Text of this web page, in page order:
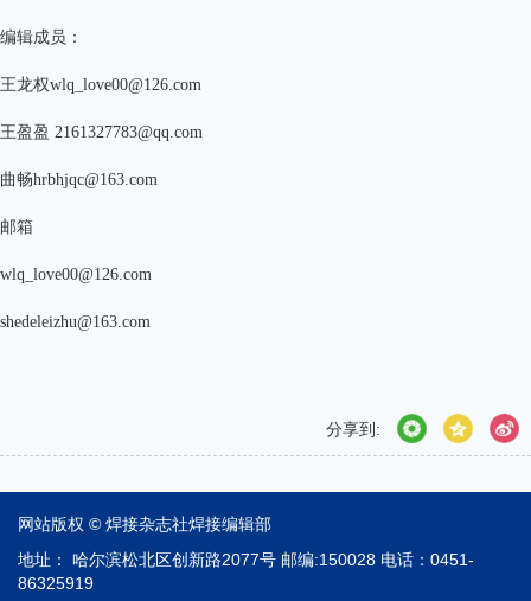
编辑成员：
王龙权wlq_love00@126.com
王盈盈 2161327783@qq.com
曲畅hrbhjqc@163.com
邮箱
wlq_love00@126.com
shedeleizhu@163.com
分享到:
网站版权 © 焊接杂志社焊接编辑部
地址：
哈尔滨松北区创新路2077号 邮编:150028 电话： 0451-
86325919